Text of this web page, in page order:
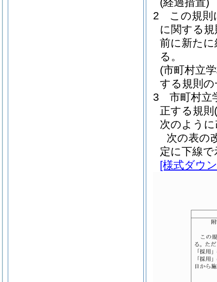
2
この規則
に関する
前に新た
る。
(市町村立
する規則の
3
市町村立
正する規則
次のよう
次の表の
定に下線
[様式ダウ